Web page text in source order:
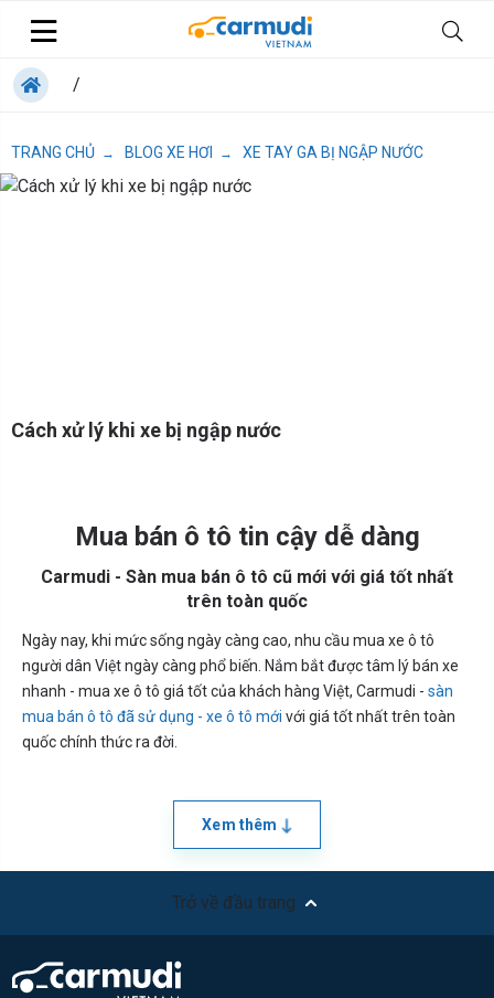
/
TRANG CHỦ → BLOG XE HƠI → XE TAY GA BỊ NGẬP NƯỚC
Cách xử lý khi xe bị ngập nước
Mua bán ô tô tin cậy dễ dàng
Carmudi - Sàn mua bán ô tô cũ mới với giá tốt nhất
trên toàn quốc
Ngày nay, khi mức sống ngày càng cao, nhu cầu mua xe ô tô
người dân Việt ngày càng phổ biến. Nắm bắt được tâm lý bán xe
nhanh - mua xe ô tô giá tốt của khách hàng Việt, Carmudi - sàn
mua bán ô tô đã sử dụng - xe ô tô mới với giá tốt nhất trên toàn
quốc chính thức ra đời.
Xem thêm
Trở về đầu trang